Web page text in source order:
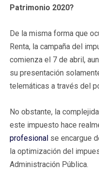
Patrimonio 2020?
De la misma forma que
Renta, la campaña del
comienza el 7 de abril,
su presentación
telemáticas a través del
No obstante, la
este impuesto hace
profesional se encargue
la optimización del
Administración Pública.